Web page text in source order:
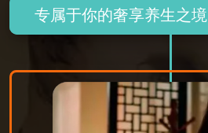
专属于你的奢享养生之境